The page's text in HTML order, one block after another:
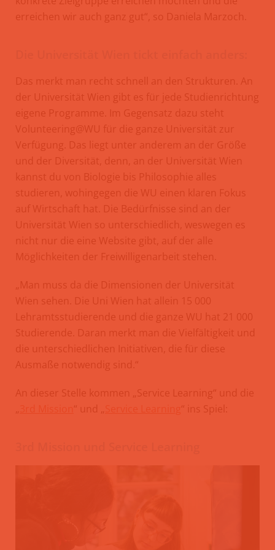
erreichen wir auch ganz gut“, so Daniela Marzoch.
Das merkt man recht schnell an den Strukturen. An
der Universität Wien gibt es für jede Studienrichtung
eigene Programme. Im Gegensatz dazu steht
Volunteering@WU für die ganze Universität zur
Verfügung. Das liegt unter anderem an der Größe
und der Diversität, denn, an der Universität Wien
kannst du von Biologie bis Philosophie alles
studieren, wohingegen die WU einen klaren Fokus
auf Wirtschaft hat. Die Bedürfnisse sind an der
Universität Wien so unterschiedlich, weswegen es
nicht nur die eine Website gibt, auf der alle
Möglichkeiten der Freiwilligenarbeit stehen.
„Man muss da die Dimensionen der Universität
Wien sehen. Die Uni Wien hat allein 15 000
Lehramtsstudierende und die ganze WU hat 21 000
Studierende. Daran merkt man die Vielfältigkeit und
die unterschiedlichen Initiativen, die für diese
Ausmaße notwendig sind.“
An dieser Stelle kommen „Service Learning“ und die
„
“ und „ “ ins Spiel: